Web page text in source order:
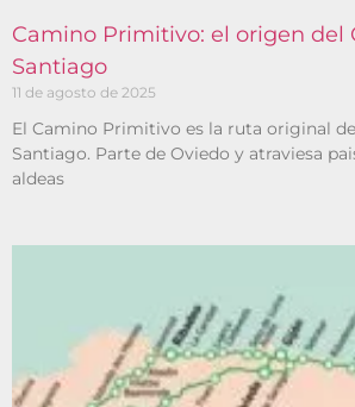
Camino Primitivo: el origen del
Santiago
11 de agosto de 2025
El Camino Primitivo es la ruta original
Santiago. Parte de Oviedo y atraviesa
aldeas